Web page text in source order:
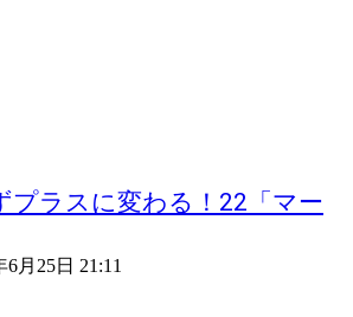
プラスに変わる！22「マー
6月25日 21:11